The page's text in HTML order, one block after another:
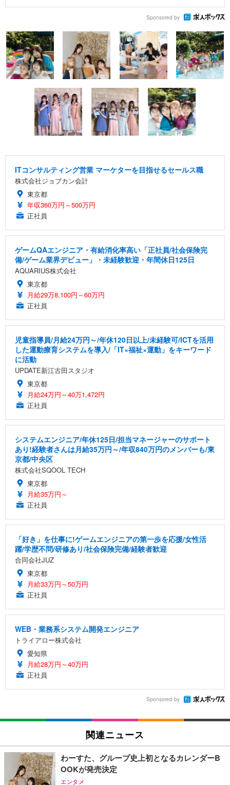
Sponsored by
ITコンサルティング営業 マーケターを目指せるセールス職
株式会社ジョブカン会計
東京都
年収360万円～500万円
正社員
ゲームQAエンジニア・有給消化率高い「正社員/社会保険完
備/ゲーム業界デビュー」・未経験歓迎・年間休日125日
AQUARIUS株式会社
東京都
月給29万8,100円～60万円
正社員
児童指導員/月給24万円～/年休120日以上/未経験可/ICTを活用
した運動療育システムを導入/「IT×福祉×運動」をキーワード
に活動
UPDATE新江古田スタジオ
東京都
月給24万円～40万1,472円
正社員
システムエンジニア/年休125日/担当マネージャーのサポート
あり!経験者さんは月給35万円～/年収840万円のメンバーも/東
京都/中央区
株式会社SQOOL TECH
東京都
月給35万円～
正社員
「好き」を仕事に!ゲームエンジニアの第一歩を応援/女性活
躍/学歴不問/研修あり/社会保険完備/経験者歓迎
合同会社JUZ
東京都
月給33万円～50万円
正社員
WEB・業務系システム開発エンジニア
トライアロー株式会社
愛知県
月給28万円～40万円
正社員
Sponsored by
関連ニュース
わーすた、グループ史上初となるカレンダーB
OOKが発売決定
エンタメ